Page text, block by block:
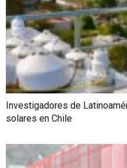
Investigadores de
solares en Chile